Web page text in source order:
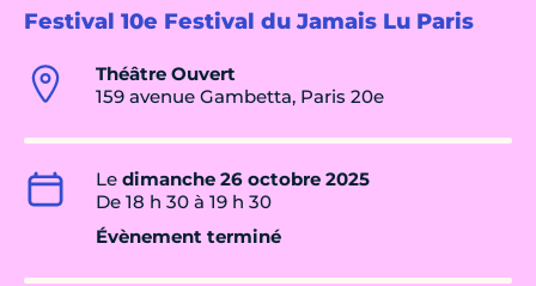
Festival 10e Festival du Jamais Lu Paris
Théâtre Ouvert
159 avenue Gambetta, Paris 20e
Le dimanche 26 octobre 2025
De 18 h 30 à 19 h 30
Évènement terminé